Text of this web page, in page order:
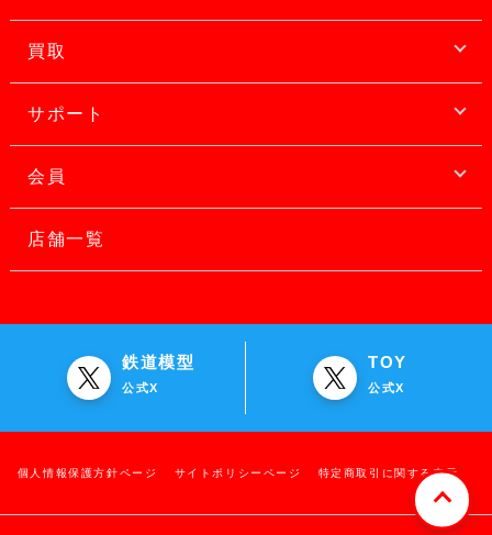
買取
サポート
会員
店舗一覧
鉄道模型
公式X
TOY
公式X
個人情報保護方針ページ サイトポリシーページ 特定商取引に関する表示